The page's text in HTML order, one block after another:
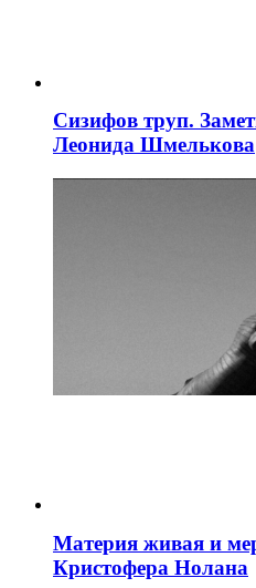
Сизифов труп.
Леонида Шмелькова
Материя живая и
Кристофера Нолана